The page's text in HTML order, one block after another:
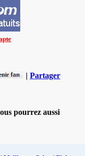
| Partager
pourrez aussi